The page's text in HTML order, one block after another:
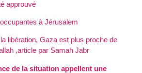
approuvé
à Jérusalem
libération, Gaza est plus proche de
,article par Samah Jabr
de la situation appellent une